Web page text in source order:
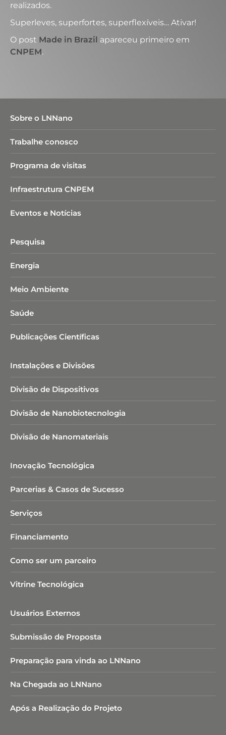
realizados.
Superleves, superfortes, superflexíveis… Ativar!
O post Made in Brazil apareceu primeiro em
CNPEM.
Sobre o LNNano
Trabalhe conosco
Programa de visitas
Infraestrutura CNPEM
Eventos e Notícias
Pesquisa
Energia
Meio Ambiente
Saúde
Publicações Científicas
Instalações e Divisões
Divisão de Dispositivos
Divisão de Nanobiotecnologia​
Divisão de Nanomateriais
Inovação Tecnológica
Parcerias & Casos de Sucesso
Serviços
Financiamento
Como ser um parceiro
Vitrine Tecnológica
Usuários Externos
Submissão de Proposta
Preparação para vinda ao LNNano
Na Chegada ao LNNano
Após a Realização do Projeto